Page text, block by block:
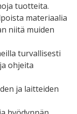
tuotteita.
materiaalia
niitä muiden
turvallisesti
ohjeita
ja laitteiden